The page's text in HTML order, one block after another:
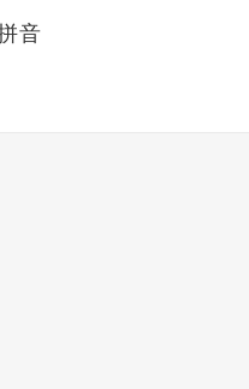
音